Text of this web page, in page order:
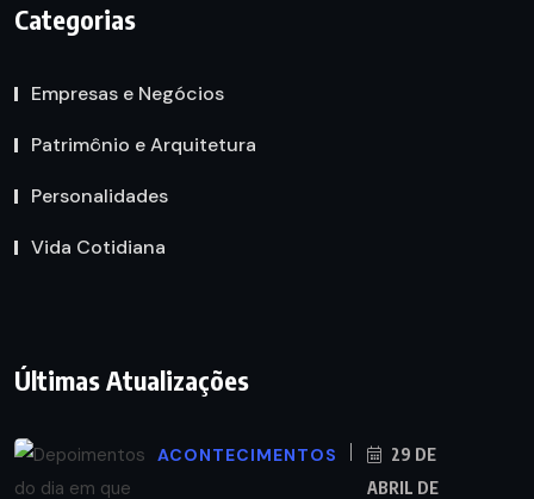
Categorias
Empresas e Negócios
Patrimônio e Arquitetura
Personalidades
Vida Cotidiana
Últimas Atualizações
ACONTECIMENTOS
29 DE
ABRIL DE